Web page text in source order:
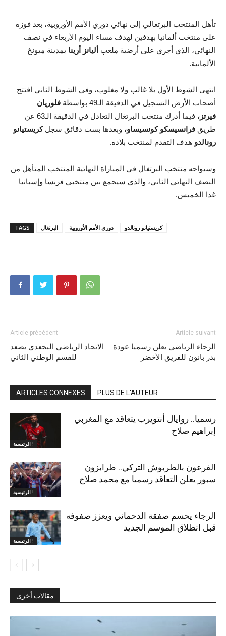
تأهل المنتخب البرتغالي إلى نهائي دوري الأمم الأوروبية، بعد فوزه
على منتخب ألمانيا بهدفين لهدف مساء اليوم الأربعاء في نصف
النهائي، الذي أجري على أرضية ملعب أليانز أرينا بمدينة ميونخ
الألمانية.
انتهى الشوط الأول بلا غالب ولا مغلوب، وفي الشوط الثاني افتتح
أصحاب الأرض التسجيل في الدقيقة الـ49 بواسطة
فلوريان
فيرتز،
فيما أدرك منتخب البرتغال التعادل في الدقيقة الـ63 عن
طريق فرانسيسكو كونسيساو، وبعدها بست دقائق سجلكريستيانو
رونالدو هدف التقدم لمنتخب بلاده.
وسيواجه منتخب البرتغال في المباراة النهائية المنتخب المتأهل من
النصف النهائي الثاني، والذي سيجمع بين منتخبي فرنسا وإسبانيا
غدا الخميس.
TAGS البرتغال دوري الأمم الأوروبية كريستيانو رونالدو
Article précédent
الاتحاد الرياضي البجعدي يصعد
للقسم الوطني الثاني
Article suivant
الرجاء الرياضي يعلن رسميا عودة
بدر بانون للفريق الأخضر
ARTICLES CONNEXES PLUS DE L'AUTEUR
الرئيسية !
رسميا.. روايال أنتويرب يتعاقد مع المغربي
إبراهيم صلاح
الرئيسية !
الفرعون بالطربوش التركي.. طرابزون
سبور يعلن التعاقد رسميا مع محمد صلاح
الرئيسية !
الرجاء يحسم صفقة الدحماني ويعزز صفوفه
قبل انطلاق الموسم الجديد
مقالات أخرى